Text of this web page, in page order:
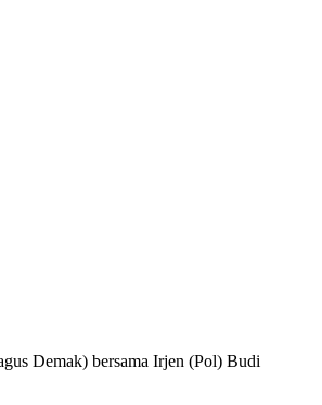
Demak) bersama Irjen (Pol) Budi